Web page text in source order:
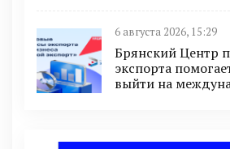
6 августа 2026, 15:29
Брянский Центр
экспорта
выйти на